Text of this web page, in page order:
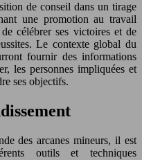
de conseil dans un tirage
une promotion au travail
célébrer ses victoires et de
Le contexte global du
fournir des informations
les personnes impliquées et
ses objectifs.
des arcanes mineurs, il est
outils et techniques